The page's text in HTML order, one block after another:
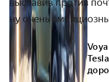
ну очень